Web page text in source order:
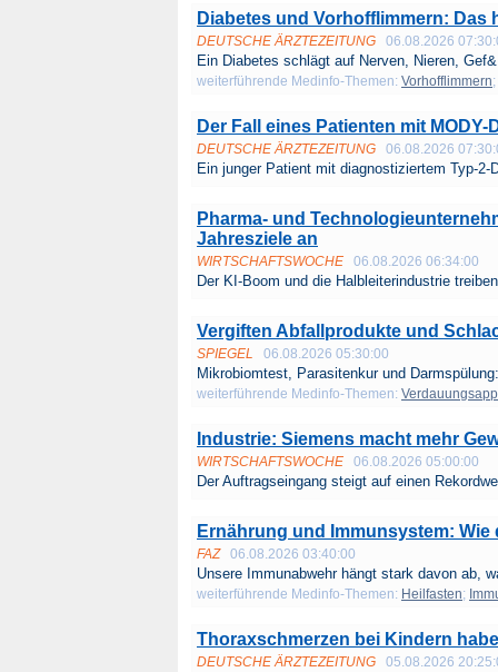
Diabetes und Vorhofflimmern:
DEUTSCHE ÄRZTEZEITUNG 06.08.2026
Ein Diabetes schlägt auf Nerven, Nieren,
weiterführende Medinfo-Themen: Vorhofflimmern;
Der Fall eines Patienten mit
DEUTSCHE ÄRZTEZEITUNG 06.08.2026
Ein junger Patient mit diagnostiziertem Typ-2-
Pharma- und
Jahresziele an
WIRTSCHAFTSWOCHE 06.08.2026 06:34:00
Der KI-Boom und die Halbleiterindustrie
Vergiften Abfallprodukte und
SPIEGEL 06.08.2026 05:30:00
Mikrobiomtest, Parasitenkur und
weiterführende Medinfo-Themen:
Industrie: Siemens macht mehr
WIRTSCHAFTSWOCHE 06.08.2026 05:00:00
Der Auftragseingang steigt auf einen
Ernährung und Immunsystem:
FAZ 06.08.2026 03:40:00
Unsere Immunabwehr hängt stark davon ab,
weiterführende Medinfo-Themen: Heilfasten;
Thoraxschmerzen bei Kindern
DEUTSCHE ÄRZTEZEITUNG 05.08.2026